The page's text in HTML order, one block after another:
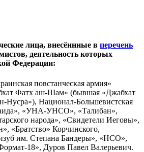
лица, внесённные в перечень
деятельность которых
Федерации:
повстанческая армия»
Фатх аш-Шам» (бывшая «Джабхат
Нусра»), Национал-Большевистская
«УНА-УНСО», «Талибан»,
народа», «Свидетели Иеговы»,
«Братство» Корчинского,
им. Степана Бандеры», «НСО»,
18», Дуров Павел Валерьевич.